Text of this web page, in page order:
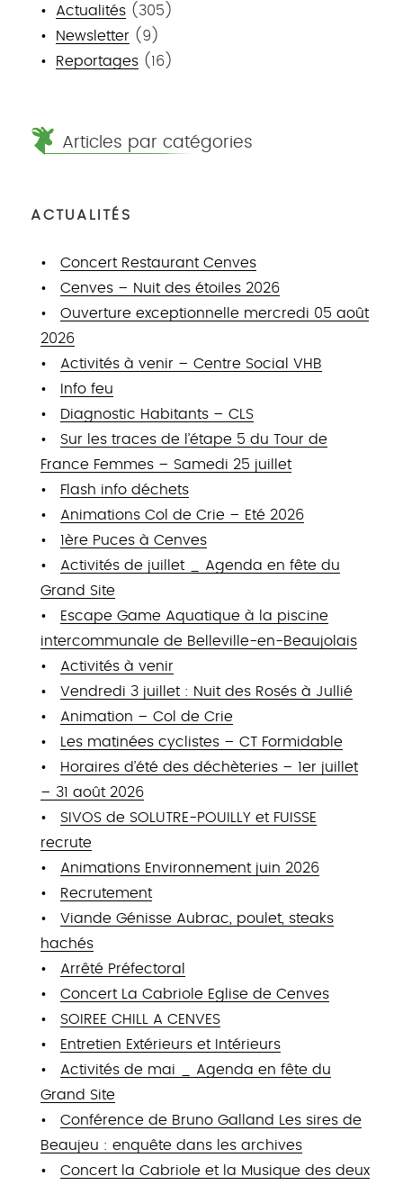
Actualités(305)
Newsletter (9)
Reportages(16)
Articles par catégories
ACTUALITÉS
Concert Restaurant Cenves
Cenves – Nuit des étoiles 2026
Ouverture exceptionnelle mercredi 05 août
2026
Activités à venir – Centre Social VHB
Info feu
Diagnostic Habitants – CLS
Sur les traces de l’étape 5 du Tour de
France Femmes – Samedi 25 juillet
Flash info déchets
Animations Col de Crie – Eté 2026
1ère Puces à Cenves
Activités de juillet _ Agenda en fête du
Grand Site
Escape Game Aquatique à la piscine
intercommunale de Belleville-en-Beaujolais
Activités à venir
Vendredi 3 juillet : Nuit des Rosés à Jullié
Animation – Col de Crie
Les matinées cyclistes – CT Formidable
Horaires d’été des déchèteries – 1er juillet
– 31 août 2026
SIVOS de SOLUTRE-POUILLY et FUISSE
recrute
Animations Environnement juin 2026
Recrutement
Viande Génisse Aubrac, poulet, steaks
hachés
Arrêté Préfectoral
Concert La Cabriole Eglise de Cenves
SOIREE CHILL A CENVES
Entretien Extérieurs et Intérieurs
Activités de mai _ Agenda en fête du
Grand Site
Conférence de Bruno Galland Les sires de
Beaujeu : enquête dans les archives
Concert la Cabriole et la Musique des deux